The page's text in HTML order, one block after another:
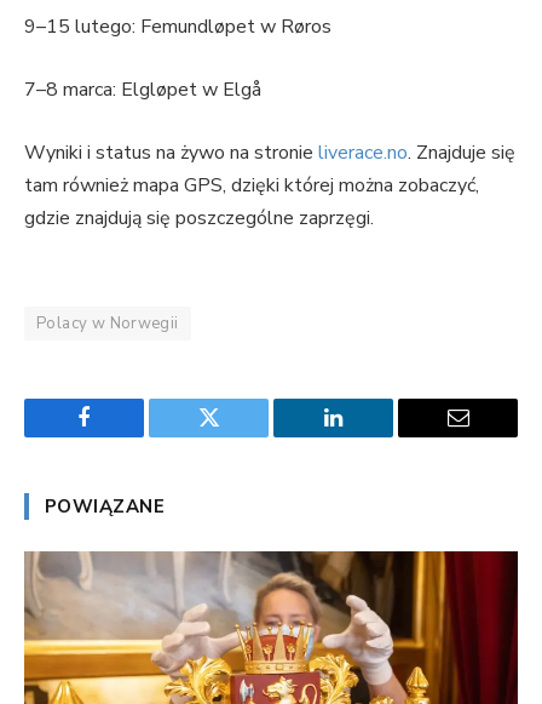
9–15 lutego: Femundløpet w Røros
7–8 marca: Elgløpet w Elgå
Wyniki i status na żywo na stronie liverace.no. Znajduje się
tam również mapa GPS, dzięki której można zobaczyć,
gdzie znajdują się poszczególne zaprzęgi.
Polacy w Norwegii
Facebook Twitter LinkedIn Email
POWIĄZANE